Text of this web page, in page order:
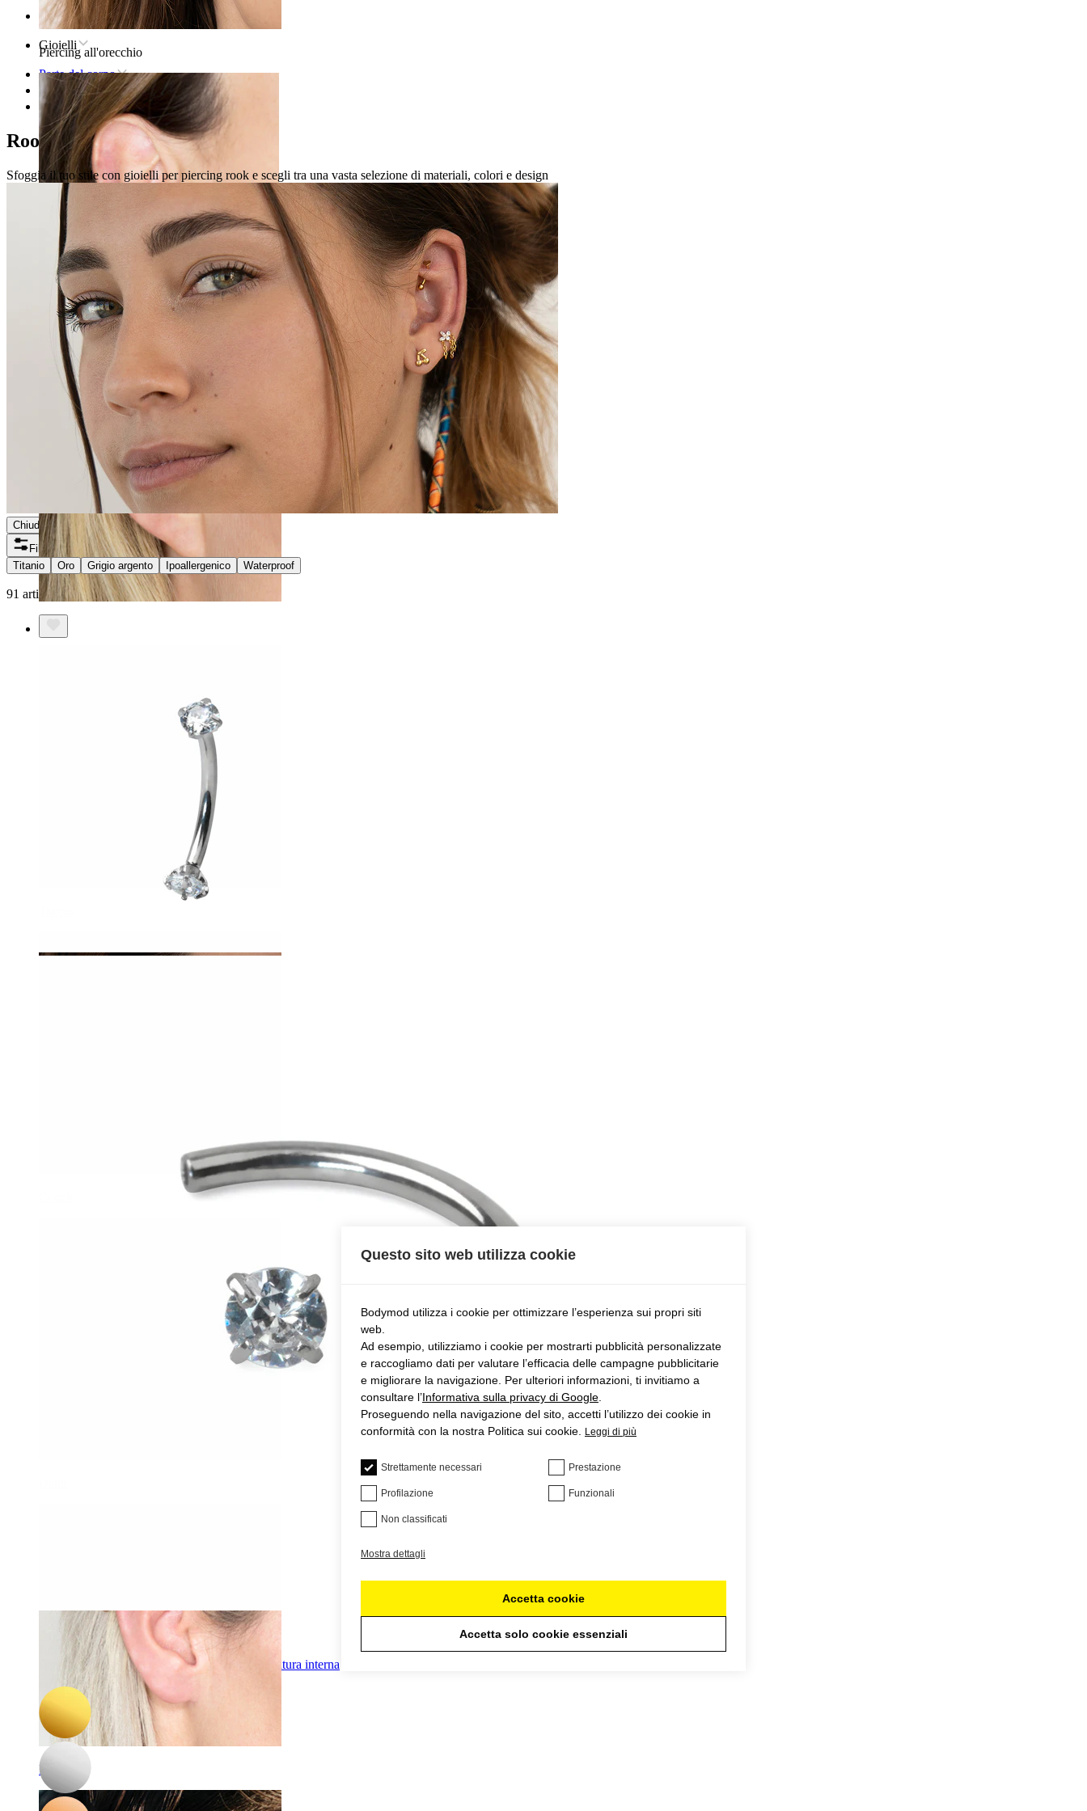
Piercing all'orecchio
Lobo
Industrial
Home
Gioielli
Parte del corpo
Orecchio
Rook
Rook piercings
Sfoggia il tuo stile con gioielli per piercing rook e scegli tra una vasta selezione di materiali, colori e design
Chiudi
Filtri
Titanio
Oro Grigio argento Ipoallergenico Waterproof
91 articoli trovati
-15%
3 per 2
Bodymod Premium
Barra curva in titanio con pietre brillanti e filettatura interna
9,27 € 10,90 €
Questo sito web utilizza cookie
Bodymod utilizza i cookie per ottimizzare l’esperienza sui propri siti
web.
Ad esempio, utilizziamo i cookie per mostrarti pubblicità personalizzate
e raccogliamo dati per valutare l’efficacia delle campagne pubblicitarie
e migliorare la navigazione. Per ulteriori informazioni, ti invitiamo a
consultare l’Informativa sulla privacy di Google
Proseguendo nella navigazione del sito, accetti l’utilizzo dei cookie in
conformità con la nostra Politica sui cookie.
Leggi di più
Strettamente necessari Prestazione
Profilazione Funzionali
Non classificati
Mostra dettagli
Accetta cookie
Accetta solo cookie essenziali